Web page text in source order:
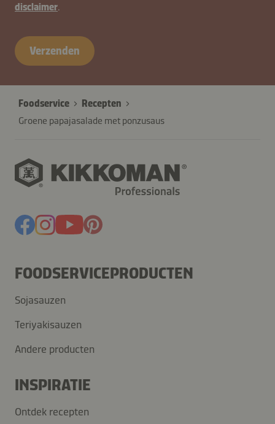
disclaimer.
Verzenden
Foodservice
Recepten
Groene papajasalade met ponzusaus
FOODSERVICEPRODUCTEN
Sojasauzen
Teriyakisauzen
Andere producten
INSPIRATIE
Ontdek recepten